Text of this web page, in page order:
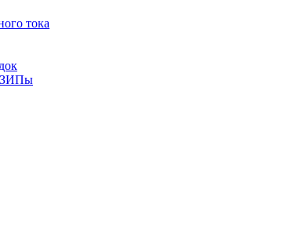
тока
ЗИПы